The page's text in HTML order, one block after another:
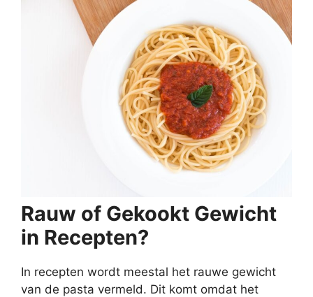
Rauw of Gekookt Gewicht
in Recepten?
In recepten wordt meestal het rauwe gewicht
van de pasta vermeld. Dit komt omdat het